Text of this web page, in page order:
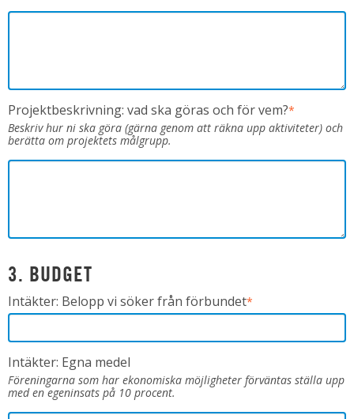
Projektbeskrivning: vad ska göras och för vem?*
Beskriv hur ni ska göra (gärna genom att räkna upp aktiviteter) och
berätta om projektets målgrupp.
3. BUDGET
Intäkter: Belopp vi söker från förbundet*
Intäkter: Egna medel
Föreningarna som har ekonomiska möjligheter förväntas ställa upp
med en egeninsats på 10 procent.